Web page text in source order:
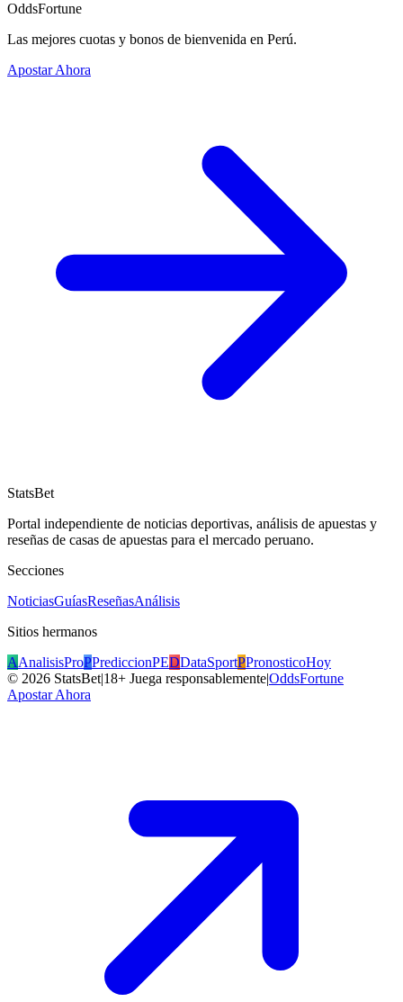
OddsFortune
Las mejores cuotas y bonos de bienvenida en Perú.
Apostar Ahora
StatsBet
Portal independiente de noticias deportivas, análisis de apuestas y
reseñas de casas de apuestas para el mercado peruano.
Secciones
NoticiasGuíasReseñasAnálisis
Sitios hermanos
AAnalisisProPPrediccionPEDDataSportPPronosticoHoy
© 2026 StatsBet|18+ Juega responsablemente|OddsFortune
Apostar Ahora